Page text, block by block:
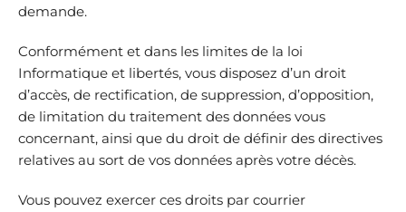
demande.
Conformément et dans les limites de la loi
Informatique et libertés, vous disposez d’un droit
d’accès, de rectification, de suppression, d’opposition,
de limitation du traitement des données vous
concernant, ainsi que du droit de définir des directives
relatives au sort de vos données après votre décès.
Vous pouvez exercer ces droits par courrier